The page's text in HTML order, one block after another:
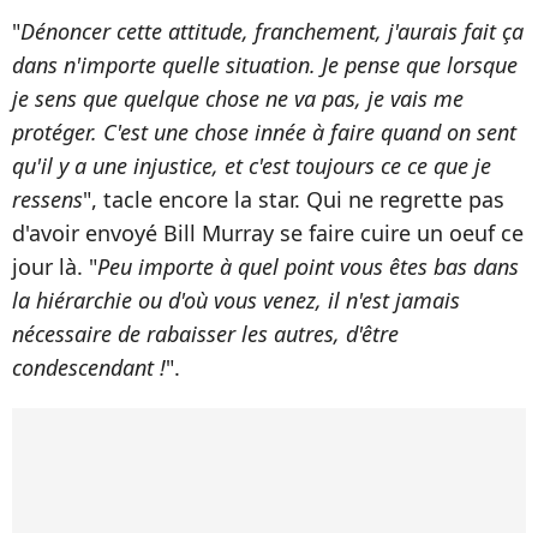
"Dénoncer cette attitude, franchement, j'aurais fait ça
dans n'importe quelle situation. Je pense que lorsque
je sens que quelque chose ne va pas, je vais me
protéger. C'est une chose innée à faire quand on sent
qu'il y a une injustice, et c'est toujours ce ce que je
ressens", tacle encore la star. Qui ne regrette pas
d'avoir envoyé Bill Murray se faire cuire un oeuf ce
jour là. "Peu importe à quel point vous êtes bas dans
la hiérarchie ou d'où vous venez, il n'est jamais
nécessaire de rabaisser les autres, d'être
condescendant !".